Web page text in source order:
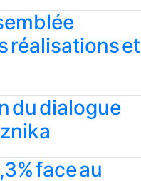
réalisations et
du dialogue
face au